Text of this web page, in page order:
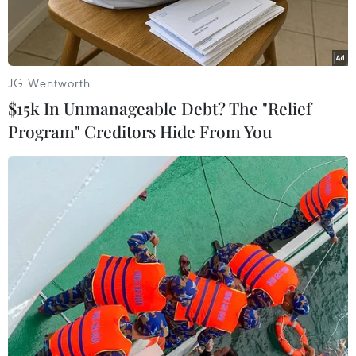
rờikhỏi chức vụ sau sự cố trận đấu vòng loại
World Cup 2014 giữa Ba Lanvà Anh vừa qua bị
hoãn một ngày bởi mái che sân vận động không
đóngtrong điều kiện thời tiết mưa to gió lớn.
Thủ tướng Tusk phát biểu với báo giới: "Tôi đã
không chấp nhận đơntừ chức của bà Mucha."
Ông đưa ra quyết định trên sau khi nhận được
kếtquả điều tra về sự cố ảnh hưởng đến trận
đấu ngày 16/10 mà theongười hâm mộ Ba Lan là
"làm xấu mặt" thể thao nước nhà.
Tuy nhiên, Thủ tướng Tusk nhấn mạnh các hoạt
động của Bộ Thể thaocần được cải tổ mạnh mẽ,
đồng thời cảnh báo ông có thể thay đổiquyết
định nếu đến cuối năm nay không thấy bộ này
JG Wentworth
$15k In Unmanageable Debt? The "Relief
Program" Creditors Hide From You